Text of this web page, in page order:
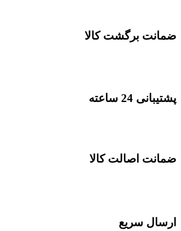
ضمانت برگشت کالا
پشتیبانی 24 ساعته
ضمانت اصالت کالا
ارسال سریع